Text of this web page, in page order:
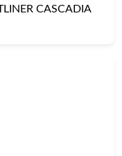
CASCADIA